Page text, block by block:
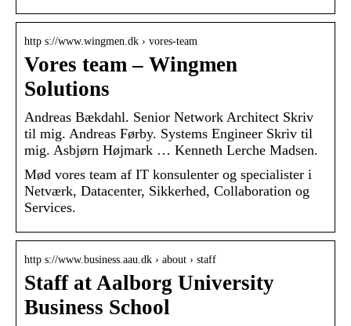
http s://www.wingmen.dk › vores-team
Vores team – Wingmen
Solutions
Andreas Bækdahl. Senior Network Architect Skriv
til mig. Andreas Førby. Systems Engineer Skriv til
mig. Asbjørn Højmark … Kenneth Lerche Madsen.
Mød vores team af IT konsulenter og specialister i
Netværk, Datacenter, Sikkerhed, Collaboration og
Services.
http s://www.business.aau.dk › about › staff
Staff at Aalborg University
Business School